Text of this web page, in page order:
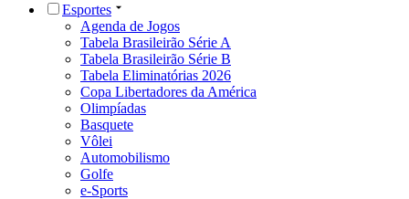
Esportes
Agenda de Jogos
Tabela Brasileirão Série A
Tabela Brasileirão Série B
Tabela Eliminatórias 2026
Copa Libertadores da América
Olimpíadas
Basquete
Vôlei
Automobilismo
Golfe
e-Sports